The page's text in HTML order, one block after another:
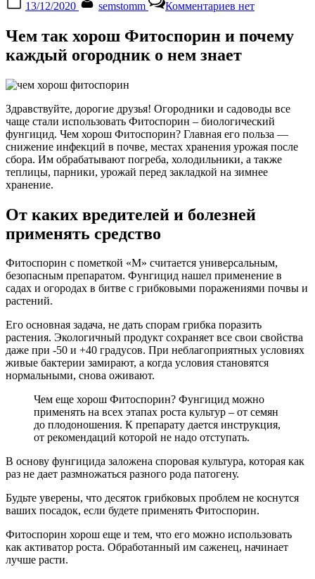
on
13/12/2020 semstomm Комментариевзаписи
хорош
Фитоспорин:
где
применять
огороднику
нет
Чем так хорош Фитоспорин и почему
каждый огородник о нем знает
Здравствуйте, дорогие друзья! Огородники и садоводы все
чаще стали использовать Фитоспорин – биологический
фунгицид. Чем хорош Фитоспорин? Главная его польза —
снижение инфекций в почве, местах хранения урожая после
сбора. Им обрабатывают погреба, холодильники, а также
теплицы, парники, урожай перед закладкой на зимнее
хранение.
От каких вредителей и болезней
применять средство
Фитоспорин с пометкой «М» считается универсальным,
безопасным препаратом. Фунгицид нашел применение в
садах и огородах в битве с грибковыми поражениями почвы и
растений.
Его основная задача, не дать спорам грибка поразить
растения. Экологичный продукт сохраняет все свои свойства
даже при -50 и +40 градусов. При неблагоприятных условиях
живые бактерии замирают, а когда условия становятся
нормальными, снова оживают.
Чем еще хорош Фитоспорин? Фунгицид можно
применять на всех этапах роста культур – от семян
до плодоношения. К препарату дается инструкция,
от рекомендаций которой не надо отступать.
В основу фунгицида заложена споровая культура, которая как
раз не дает размножаться разного рода патогену.
Будьте уверены, что десяток грибковых проблем не коснутся
ваших посадок, если будете применять Фитоспорин.
Фитоспорин хорош еще и тем, что его можно использовать
как активатор роста. Обработанный им саженец, начинает
лучше расти.